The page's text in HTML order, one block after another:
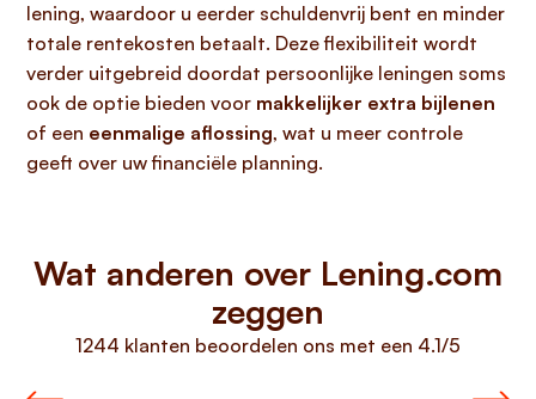
lening, waardoor u eerder schuldenvrij bent en minder
totale rentekosten betaalt. Deze flexibiliteit wordt
verder uitgebreid doordat persoonlijke leningen soms
ook de optie bieden voor makkelijker extra bijlenen
of een eenmalige aflossing, wat u meer controle
geeft over uw financiële planning.
Wat anderen over Lening.com
zeggen
1244 klanten beoordelen ons met een 4.1/5